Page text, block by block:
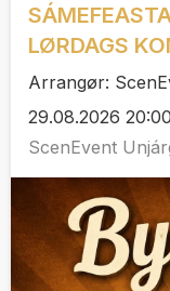
LØRDAGS
Arrangør:
29.08.2026
ScenEvent